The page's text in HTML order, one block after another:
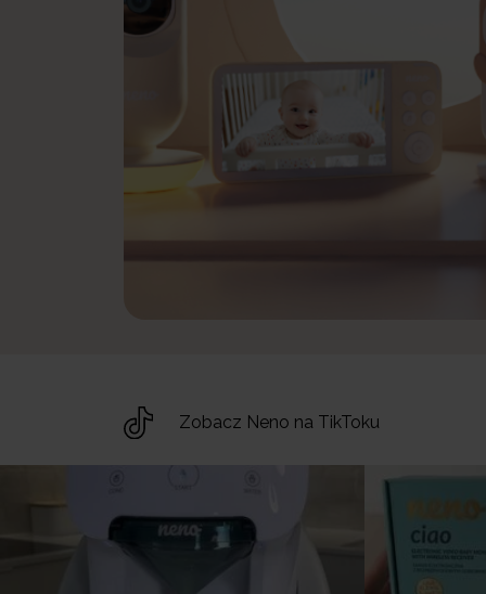
Zobacz Neno na TikToku